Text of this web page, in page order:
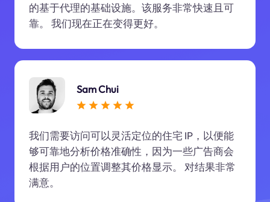
的基于代理的基础设施。该服务非常快速且可
靠。 我们现在正在变得更好。
Sam Chui
我们需要访问可以灵活定位的住宅 IP，以便能
够可靠地分析价格准确性，因为一些广告商会
根据用户的位置调整其价格显示。 对结果非常
满意。